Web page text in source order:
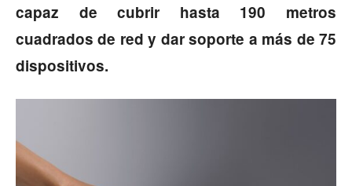
capaz de cubrir hasta 190 metros
cuadrados de red y dar soporte a más de 75
dispositivos.